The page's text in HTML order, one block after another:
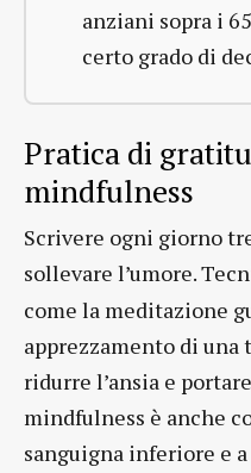
anziani sopra i
certo grado di
Pratica di
mindfulness
Scrivere ogni giorno
sollevare l’umore.
come la meditazione
apprezzamento di una
ridurre l’ansia e
mindfulness è anche
sanguigna inferiore e